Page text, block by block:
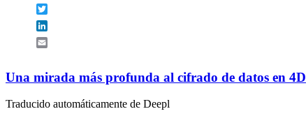
Una mirada más profunda al cifrado de datos en 4D
Traducido automáticamente de Deepl